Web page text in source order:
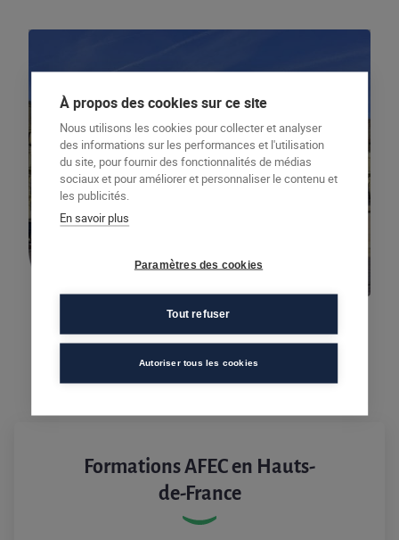
Hauts-de-France
Beauvais
Formations AFEC en Hauts-
de-France
À propos des cookies sur ce site
Nous utilisons les cookies pour collecter et analyser
des informations sur les performances et l'utilisation
du site, pour fournir des fonctionnalités de médias
sociaux et pour améliorer et personnaliser le contenu et
les publicités.
En savoir plus
Paramètres des cookies
Tout refuser
Autoriser tous les cookies